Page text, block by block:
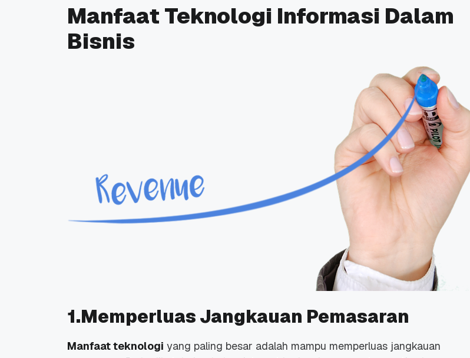
Promo Ramadan 2026:
Panduan Lengkap Promo
Domain .ID dan Diskon
Qwords Jadi Registrar
Terakreditasi ICANN, Apa
Manfaat Teknologi Informasi Dalam
Bisnis
1.Memperluas Jangkauan Pemasaran
Manfaat teknologi yang paling besar adalah mampu memperluas jangkauan